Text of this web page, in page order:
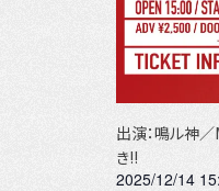
2025/12/14
出演：鳴ル神
き!!